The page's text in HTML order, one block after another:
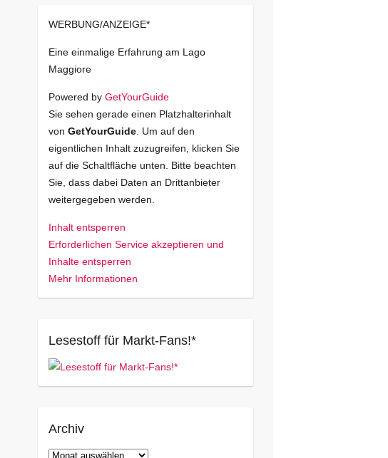
WERBUNG/ANZEIGE*
Eine einmalige Erfahrung am Lago
Maggiore
Powered by GetYourGuide
Sie sehen gerade einen Platzhalterinhalt
von GetYourGuide. Um auf den
eigentlichen Inhalt zuzugreifen, klicken Sie
auf die Schaltfläche unten. Bitte beachten
Sie, dass dabei Daten an Drittanbieter
weitergegeben werden.
Inhalt entsperren
Erforderlichen Service akzeptieren und
Inhalte entsperren
Mehr Informationen
Lesestoff für Markt-Fans!*
Archiv
Archiv